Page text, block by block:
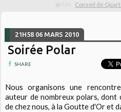
Conseil de
21H58 06 MARS 2010
Soirée Polar
SHARE
Nous organisons une
auteur de nombreux polars, dont
de chez nous, à la Goutte d'Or et